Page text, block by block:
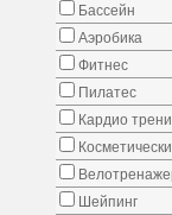
Бассейн
Аэробика
Фитнес
Пилатес
Кардио
Шейпинг